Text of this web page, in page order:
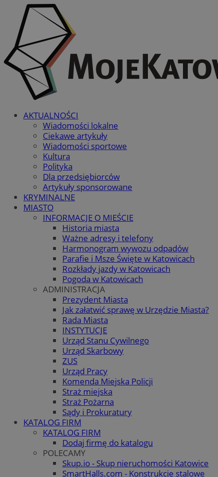
AKTUALNOŚCI
Wiadomości lokalne
Ciekawe artykuły
Wiadomości sportowe
Kultura
Polityka
Dla przedsiębiorców
Artykuły sponsorowane
KRYMINALNE
MIASTO
INFORMACJE O MIEŚCIE
Historia miasta
Ważne adresy i telefony
Harmonogram wywozu odpadów
Parafie i Msze Święte w Katowicach
Rozkłady jazdy w Katowicach
Pogoda w Katowicach
ADMINISTRACJA
Prezydent Miasta
Jak załatwić sprawę w Urzędzie Miasta?
Rada Miasta
INSTYTUCJE
Urząd Stanu Cywilnego
Urząd Skarbowy
ZUS
Urząd Pracy
Komenda Miejska Policji
Straż miejska
Straż Pożarna
Sądy i Prokuratury
KATALOG FIRM
KATALOG FIRM
Dodaj firmę do katalogu
POLECAMY
Skup.io - Skup nieruchomości Katowice
SmartHalls.com - Konstrukcje stalowe